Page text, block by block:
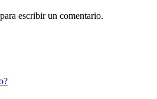
escribir un comentario.